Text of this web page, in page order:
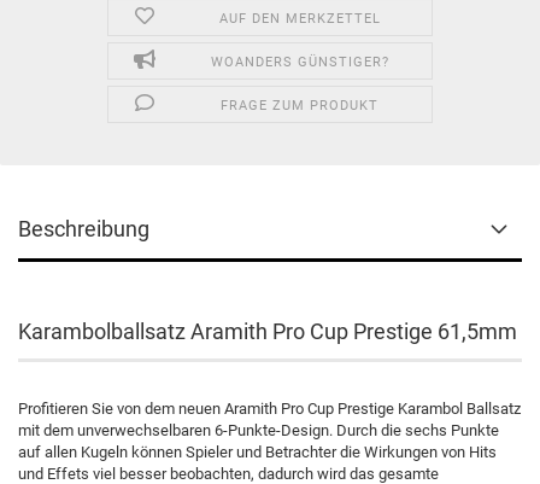
AUF DEN MERKZETTEL
WOANDERS GÜNSTIGER?
FRAGE ZUM PRODUKT
Beschreibung
Karambolballsatz Aramith Pro Cup Prestige 61,5mm
Profitieren Sie von dem neuen Aramith Pro Cup Prestige Karambol Ballsatz
mit dem unverwechselbaren 6-Punkte-Design. Durch die sechs Punkte
auf allen Kugeln können Spieler und Betrachter die Wirkungen von Hits
und Effets viel besser beobachten, dadurch wird das gesamte